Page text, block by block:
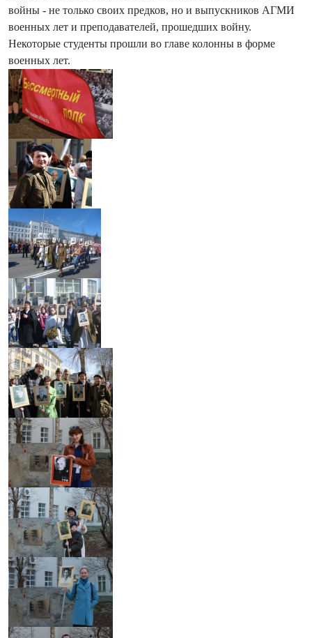
войны - не только своих предков, но и выпускников АГМИ
военных лет и преподавателей, прошедших войну.
Некоторые студенты прошли во главе колонны в форме
военных лет.